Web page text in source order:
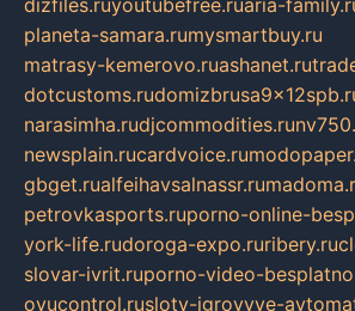
dizfiles.ruyoutubefree.ruaria-
planeta-samara.rumysmartbuy.ru
matrasy-kemerovo.ruashanet.ru
dotcustoms.ru
narasimha.rudjcommodities.ru
newsplain.rucardvoice.ru
gbget.rualfeihavsalnassr.ru
petrovkasports.ruporno-online-
york-life.rudoroga-expo.ruribery.ru
slovar-ivrit.ruporno-video-
ovucontrol.rusloty-igrovyye-